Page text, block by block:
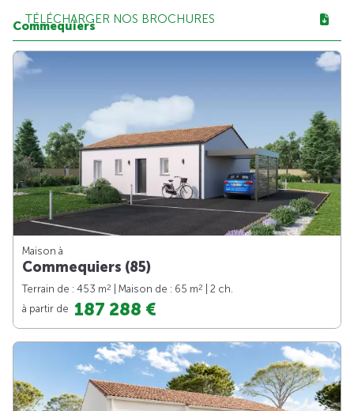
TÉLÉCHARGER NOS BROCHURES
Commequiers
Maison à
Commequiers (85)
Terrain de : 453 m2 | Maison de : 65 m2
| 2 ch.
à partir de 187 288 €